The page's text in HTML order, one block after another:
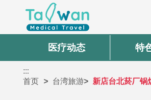
医疗动态 特
:::
首页
台湾旅游 新店台北菸厂锅